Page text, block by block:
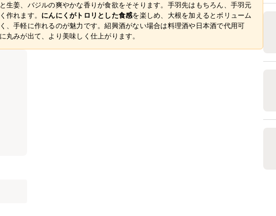
と生姜、バジルの爽やかな香りが食欲をそそります。手羽先はもちろん、手羽元
作れます。 にんにくがトロリとした食感を楽しめ、大根を加えるとボリューム
、手軽に作れるのが魅力です。紹興酒がない場合は料理酒や日本酒で代用可
丸みが出て、より美味しく仕上がります。